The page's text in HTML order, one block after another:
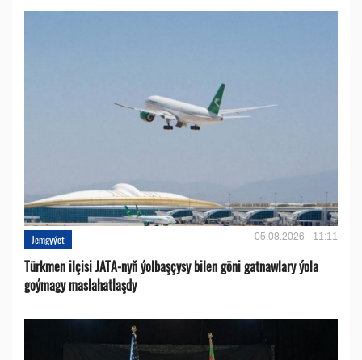
Jemgyýet 05.08.2026 - 11:11
Türkmen ilçisi JATA-nyň ýolbaşçysy bilen göni gatnawlary ýola
goýmagy maslahatlaşdy